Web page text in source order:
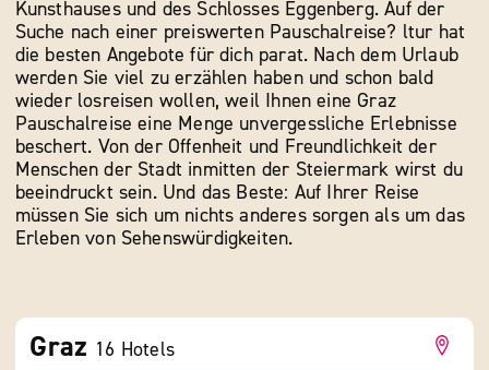
Kunsthauses und des Schlosses Eggenberg. Auf der
Suche nach einer preiswerten Pauschalreise? ltur hat
die besten Angebote für dich parat. Nach dem Urlaub
werden Sie viel zu erzählen haben und schon bald
wieder losreisen wollen, weil Ihnen eine Graz
Pauschalreise eine Menge unvergessliche Erlebnisse
beschert. Von der Offenheit und Freundlichkeit der
Menschen der Stadt inmitten der Steiermark wirst du
beeindruckt sein. Und das Beste: Auf Ihrer Reise
müssen Sie sich um nichts anderes sorgen als um das
Erleben von Sehenswürdigkeiten.
Graz 16 Hotels